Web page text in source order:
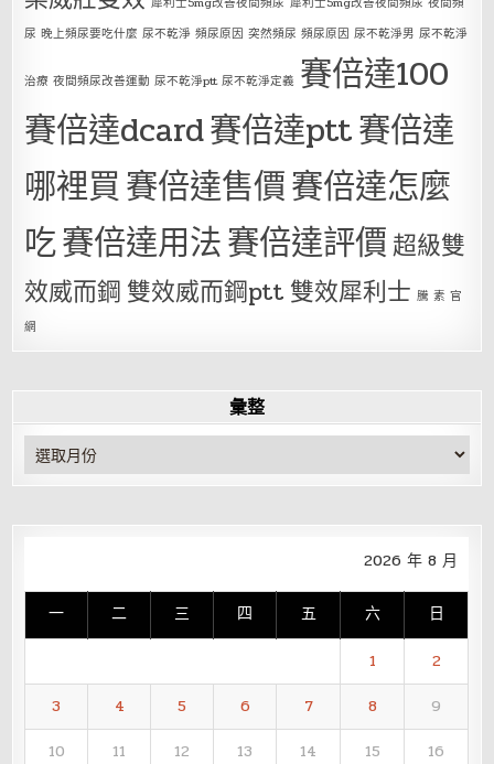
尿 晚上頻尿要吃什麼 尿不乾淨 頻尿原因 突然頻尿 頻尿原因 尿不乾淨男 尿不乾淨
治療 夜間頻尿改善運動 尿不乾淨ptt 尿不乾淨定義 賽倍達100
賽倍達dcard賽倍達ptt賽倍達
哪裡買賽倍達售價賽倍達怎麼
吃賽倍達用法賽倍達評價超級雙
效威而鋼 雙效威而鋼ptt 雙效犀利士 騰 素 官
網
彙整
彙
整
2026 年 8 月
一 二 三 四 五 六 日
1
2
3
4 5 6 7 8
9
10
11 12 13 14 15
16